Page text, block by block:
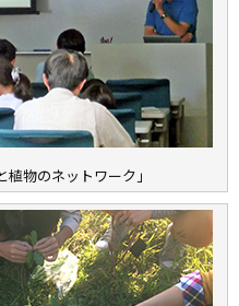
物のネットワーク」